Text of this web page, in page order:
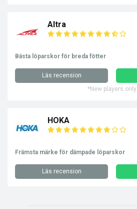
Altra
Bästa löparskor för breda fötter
Läs recension
*New players only
HOKA
Främsta märke för dämpade löparskor
Läs recension